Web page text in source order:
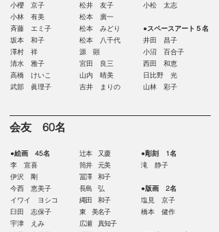
松井 友子
松本 廣一
松本 みどり
松本 八千代
源 顕
宮田 良三
山内 晴美
吉井 まりの
小櫻 京子
小林 有美
斉藤 エミ子
坂本 和子
澤村 祥
清水 雅子
高橋 けいこ
武部 眞理子
小松 太志
●スペースアート５名
井田 昌子
小沼 百合子
西田 和恵
日比野 光
山林 彩子
会友 60名
●絵画 45名
李 宣喜
伊沢 剛
今西 恵美子
イワイ ヨシコ
臼田 志保子
宇津 えみ
辻本 又慶
筒井 元美
冨澤 和子
長島 弘
縄田 和子
東 美名子
広瀬 真知子
●彫刻 1名
滝 静子
●版画 2名
塩見 京子
橋本 健作